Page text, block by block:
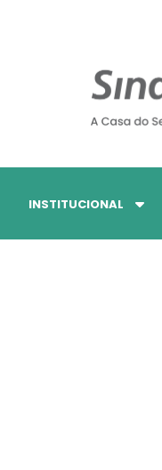
INSTITUCIONAL